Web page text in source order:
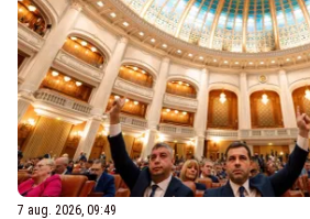
7 aug. 2026, 09:49